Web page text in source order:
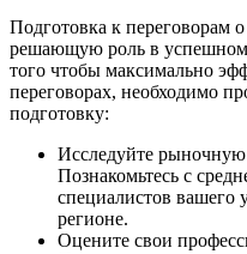
Подготовка к переговорам о
решающую роль в успешном
того чтобы максимально
переговорах, необходимо
подготовку:
Исследуйте
Познакомьтесь с
специалистов вашего
регионе.
Оцените свои